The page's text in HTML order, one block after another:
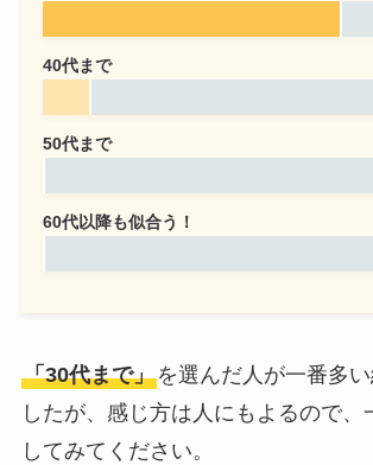
40代まで
50代まで
60代以降も似合う！
「30代まで」を選んだ人が一番多
したが、感じ方は人にもよるので、
してみてください。